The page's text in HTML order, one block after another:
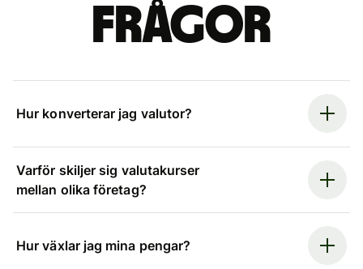
frågor
Hur konverterar jag valutor?
Varför skiljer sig valutakurser
mellan olika företag?
Hur växlar jag mina pengar?